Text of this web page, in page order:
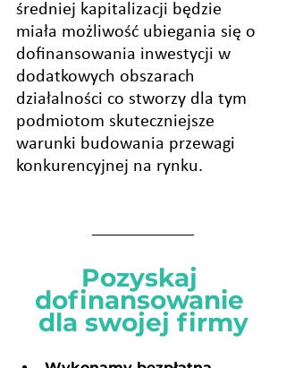
średniej kapitalizacji będzie
miała możliwość ubiegania się o
dofinansowania inwestycji w
dodatkowych obszarach
działalności co stworzy dla tym
podmiotom skuteczniejsze
warunki budowania przewagi
konkurencyjnej na rynku.
Pozyskaj
dofinansowanie
dla swojej firmy